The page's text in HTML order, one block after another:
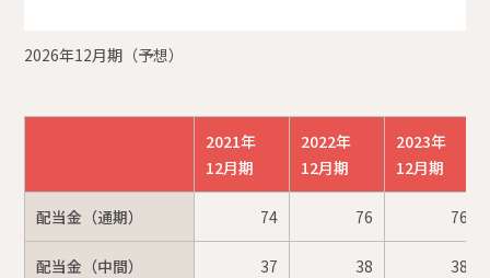
2026年12月期（予想）
2021年
12月期
2022年
12月期
2023年
12月期
配当金（通期） 74 76 76
配当金（中間） 37 38 38